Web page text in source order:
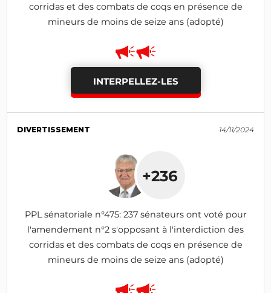
corridas et des combats de coqs en présence de
mineurs de moins de seize ans (adopté)
INTERPELLEZ-LES
DIVERTISSEMENT 14/11/2024
+236
PPL sénatoriale n°475: 237 sénateurs ont voté pour
l'amendement n°2 s'opposant à l'interdiction des
corridas et des combats de coqs en présence de
mineurs de moins de seize ans (adopté)